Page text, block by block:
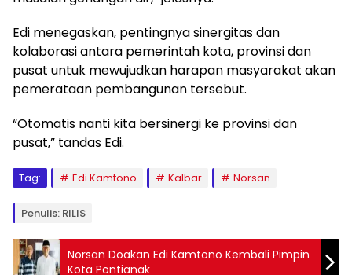
Edi menegaskan, pentingnya sinergitas dan
kolaborasi antara pemerintah kota, provinsi dan
pusat untuk mewujudkan harapan masyarakat akan
pemerataan pembangunan tersebut.
“Otomatis nanti kita bersinergi ke provinsi dan
pusat,” tandas Edi.
Tag: Edi Kamtono Kalbar Norsan
Penulis: RILIS
Norsan Doakan Edi Kamtono Kembali Pimpin
Kota Pontianak